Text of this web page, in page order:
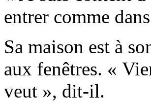
entrer comme
Sa maison est à
aux fenêtres. «
veut », dit-il.